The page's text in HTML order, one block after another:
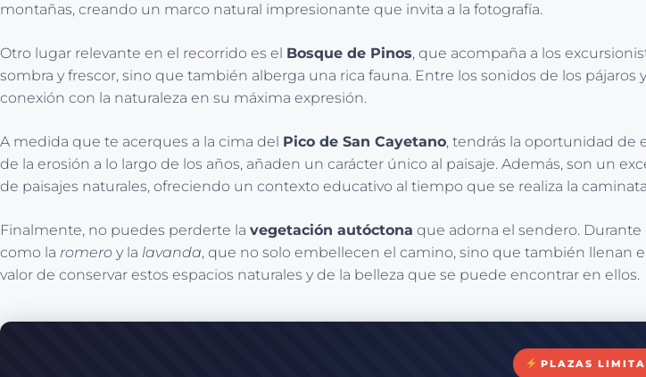
montañas, creando un marco natural impresionante que invita a la fotografía.
Otro lugar relevante en el recorrido es el Bosque de Pinos, que acompaña a los
sombra y frescor, sino que también alberga una rica fauna. Entre los sonidos de los
conexión con la naturaleza en su máxima expresión.
A medida que te acerques a la cima del Pico de San Cayetano, tendrás la oportunidad de
de la erosión a lo largo de los años, añaden un carácter único al paisaje. Además, son un
de paisajes naturales, ofreciendo un contexto educativo al tiempo que se realiza la
Finalmente, no puedes perderte la vegetación autóctona que adorna el sendero. Durante
como la romero y la lavanda, que no solo embellecen el camino, sino que también llenan
valor de conservar estos espacios naturales y de la belleza que se puede encontrar en ellos.
PLAZAS